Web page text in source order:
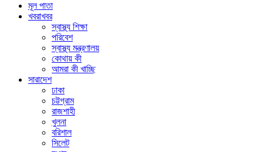
মূল পাতা
খবরাখবর
স্বাস্থ্য শিক্ষা
পরিবেশ
স্বাস্থ্য মন্ত্রণালয়
কোথায় কী
আমরা কী খাচ্ছি
সারাদেশ
ঢাকা
চট্টগ্রাম
রাজশাহী
খুলনা
বরিশাল
সিলেট